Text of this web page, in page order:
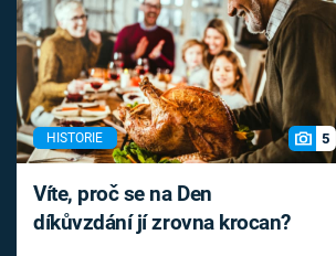
HISTORIE 5
Víte, proč se na Den
díkůvzdání jí zrovna krocan?